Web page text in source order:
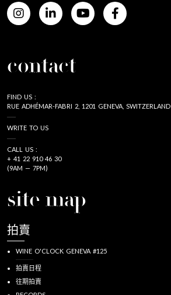
contact
FIND US :
RUE ADHÉMAR-FABRI 2, 1201 GENEVA, SWITZERLAND
WRITE TO US
CALL US :
+ 41 22 910 46 30
(9AM — 7PM)
site map
拍賣
WINE O'CLOCK GENEVA #125
拍賣日程
往期拍賣